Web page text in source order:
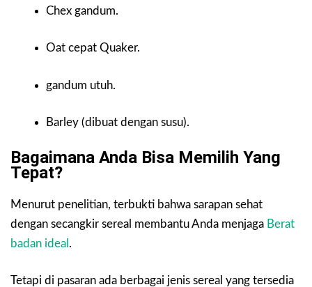
Chex gandum.
Oat cepat Quaker.
gandum utuh.
Barley (dibuat dengan susu).
Bagaimana Anda Bisa Memilih Yang
Tepat?
Menurut penelitian, terbukti bahwa sarapan sehat
dengan secangkir sereal membantu Anda menjaga Berat
badan ideal .
Tetapi di pasaran ada berbagai jenis sereal yang tersedia